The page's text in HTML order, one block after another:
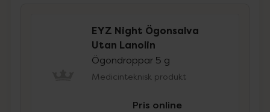
EYZ Night Ögonsalva
Utan Lanolin
Ögondroppar 5 g
Medicinteknisk produkt
Pris online